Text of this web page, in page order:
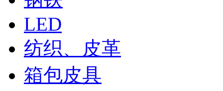
LED
纺织、皮革
箱包皮具